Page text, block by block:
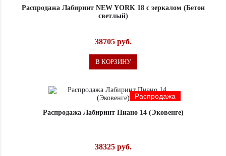
Распродажа Лабиринт NEW YORK 18 с зеркалом (Бетон
светлый)
38705 руб.
В КОРЗИНУ
Распродажа
Распродажа Лабиринт Пиано 14 (Эковенге)
38325 руб.